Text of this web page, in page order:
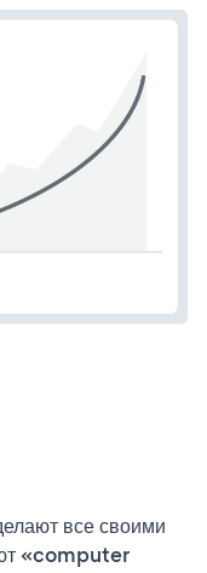
все своими
«computer